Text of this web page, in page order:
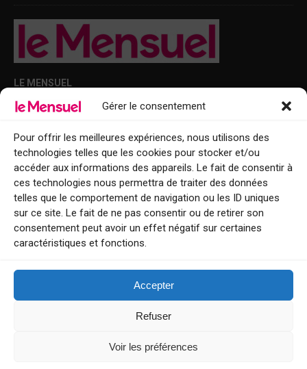
Gérer le consentement
Pour offrir les meilleures expériences, nous utilisons des
technologies telles que les cookies pour stocker et/ou
accéder aux informations des appareils. Le fait de consentir à
ces technologies nous permettra de traiter des données
telles que le comportement de navigation ou les ID uniques
sur ce site. Le fait de ne pas consentir ou de retirer son
consentement peut avoir un effet négatif sur certaines
caractéristiques et fonctions.
Accepter
Refuser
Voir les préférences
LE MENSUEL
Points de diffusion Var et Alpes-Maritimes : oû trouver Le Mensuel ?
Le Mensuel en PDF : consultez le magazine en ligne
Qui sommes-nous ?
BFM Top Sorties
EVENT
Tourisme week-end : envie de vous évader le temps d’un week-end ou
Explorez nos bonnes adresses
Contact